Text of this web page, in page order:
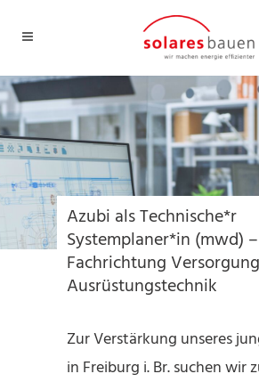
Azubi als Technische*r
(mwd) – Fachrichtung
und Ausrüstungstechnik
Azubi als Technische*r
Systemplaner*in (mwd) –
Fachrichtung
Ausrüstungstechnik
Zur Verstärkung unseres
in Freiburg i. Br. suchen wir